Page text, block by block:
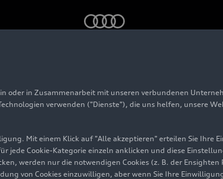
oder in Zusammenarbeit mit unseren verbundenen
verwenden ("Dienste"), die uns helfen, unsere
Mit einem Klick auf "Alle akzeptieren" erteilen Sie Ihre
jede Cookie-Kategorie einzeln anklicken und diese
werden nur die notwendigen Cookies (z. B. der
von Cookies einzuwilligen, aber wenn Sie Ihre